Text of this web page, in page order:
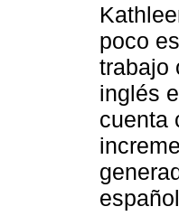
poco
trabajo
inglés
cuenta